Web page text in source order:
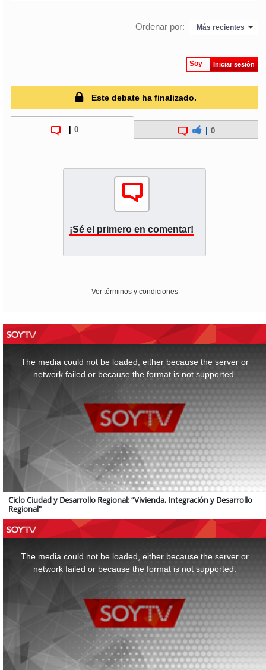
Ordenar por: Más recientes
Soy Iniciar sesión
Este debate ha finalizado.
0 0
¡Sé el primero en comentar!
Ver términos y condiciones
The media could not be loaded, either because the server or
network failed or because the format is not supported.
Ciclo Ciudad y Desarrollo Regional: “Vivienda, Integración y Desarrollo
Regional"
The media could not be loaded, either because the server or
network failed or because the format is not supported.